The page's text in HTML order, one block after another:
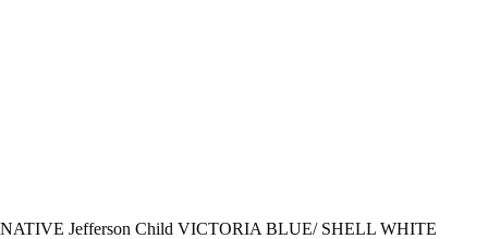
NATIVE Jefferson Child VICTORIA BLUE/ SHELL WHITE